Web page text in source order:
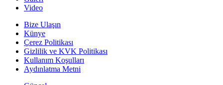
Video
Bize Ulaşın
Künye
Çerez Politikası
Gizlilik ve KVK Politikası
Kullanım Koşulları
Aydınlatma Metni